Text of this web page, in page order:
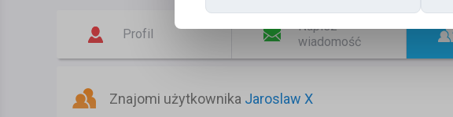
Profil
Napisz
wiadomość
Znajomi użytkownika Jaroslaw X